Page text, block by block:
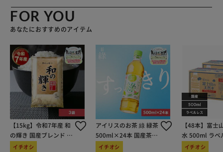
FOR YOU
あなたにおすすめのアイテム
【15kg】令和7年産 和
の輝き 国産ブレンド 5
kg×3袋
イチオシ
アイリスのお茶 綠 緑茶
500ml×24本 国産茶葉
100％使用
イチオシ
【48本】富士
水 500ml ラベ
イチオシ